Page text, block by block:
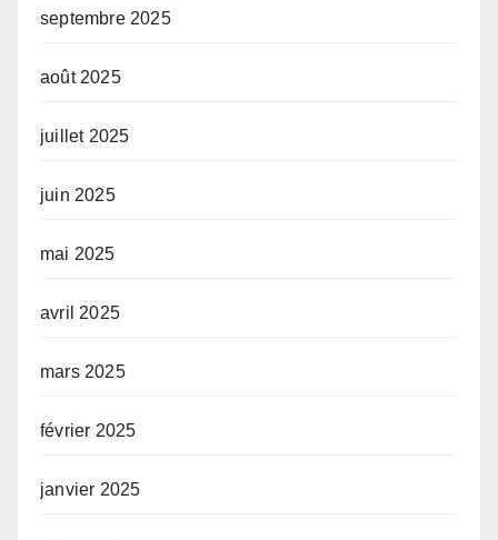
septembre 2025
août 2025
juillet 2025
juin 2025
mai 2025
avril 2025
mars 2025
février 2025
janvier 2025